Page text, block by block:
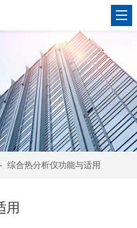
- 综合热分析仪功能与适用
用